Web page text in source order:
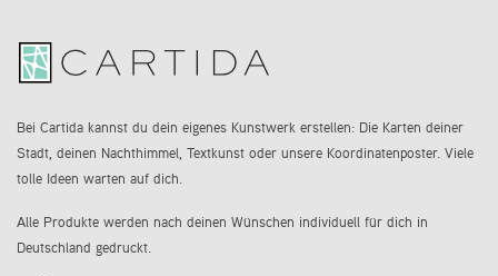
Bei Cartida kannst du dein eigenes Kunstwerk erstellen: Die Karten deiner
Stadt, deinen Nachthimmel, Textkunst oder unsere Koordinatenposter. Viele
tolle Ideen warten auf dich.
Alle Produkte werden nach deinen Wünschen individuell für dich in
Deutschland gedruckt.